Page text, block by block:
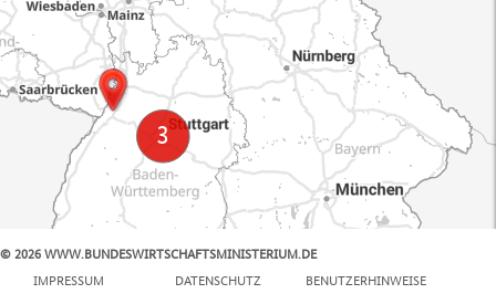
© 2026 WWW.BUNDESWIRTSCHAFTSMINISTERIUM.DE
IMPRESSUM
DATENSCHUTZ BENUTZERHINWEISE